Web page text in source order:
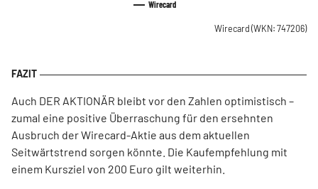
Wirecard
Wirecard (WKN: 747206)
Auch DER AKTIONÄR bleibt vor den Zahlen optimistisch –
zumal eine positive Überraschung für den ersehnten
Ausbruch der Wirecard-Aktie aus dem aktuellen
Seitwärtstrend sorgen könnte. Die Kaufempfehlung mit
einem Kursziel von 200 Euro gilt weiterhin.